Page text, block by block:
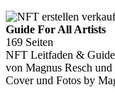
Guide For All Artists
169 Seiten
NFT Leitfaden &
von Magnus Resch
Cover und Fotos by